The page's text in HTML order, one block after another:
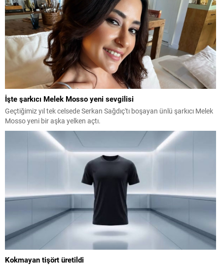
İşte şarkıcı Melek Mosso yeni sevgilisi
Geçtiğimiz yıl tek celsede Serkan Sağdıç'tı boşayan ünlü şarkıcı Melek
Mosso yeni bir aşka yelken açtı.
Kokmayan tişört üretildi